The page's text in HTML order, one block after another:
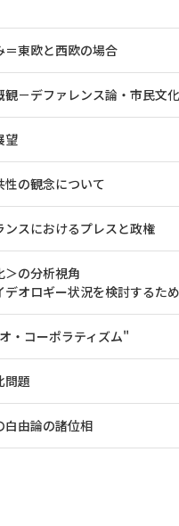
＝東欧と西欧の場合
観－デファレンス論・市民文
望
性の観念について
スにおけるプレスと政権
＞の分析視角
デオロギー状況を検討するた
・コーポラティズム"
問題
白由論の諸位相